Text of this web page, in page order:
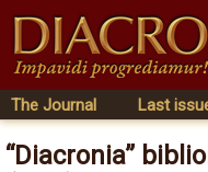
The Journal Last
“Diacronia”